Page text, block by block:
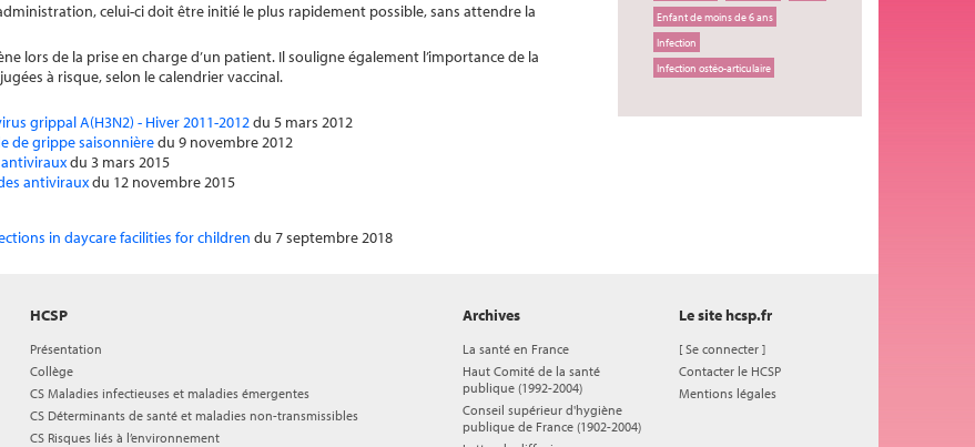
Enfant de moins de 6 ans
Infection
Infection ostéo-articulaire
celui-ci doit être initié le plus rapidement possible, sans attendre la
lors de la prise en charge d’un patient. Il souligne également l’importance de la
à risque, selon le calendrier vaccinal.
grippal A(H3N2) - Hiver 2011-2012du 5 mars 2012
de grippe saisonnièredu 9 novembre 2012
du 3 mars 2015
antivirauxdu 12 novembre 2015
in daycare facilities for children du 7 septembre 2018
HCSP
Présentation
Collège
CS Maladies infectieuses et maladies émergentes
CS Déterminants de santé et maladies non-transmissibles
CS Risques liés à l’environnement
Archives
La santé en France
Haut Comité de la santé
publique (1992-2004)
Conseil supérieur d'hygiène
publique de France (1902-2004)
Le site hcsp.fr
[Se connecter ]
Contacter le HCSP
Mentions légales